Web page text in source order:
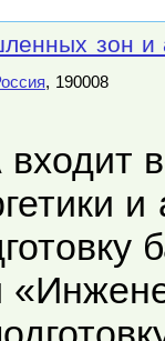
зон
, 190008
в